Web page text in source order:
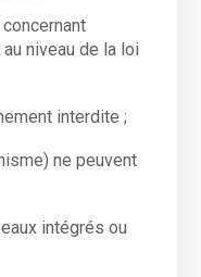
niveau de la loi
interdite ;
ne peuvent
intégrés ou